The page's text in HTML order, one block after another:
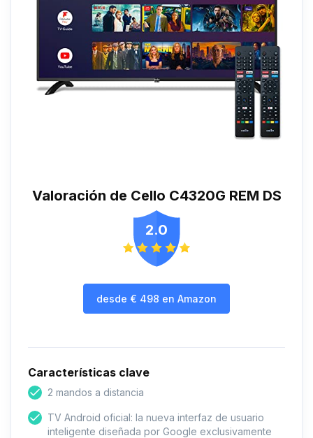
Valoración de Cello C4320G REM DS
2.0
desde € 498 en Amazon
Características clave
2 mandos a distancia
TV Android oficial: la nueva interfaz de usuario
inteligente diseñada por Google exclusivamente